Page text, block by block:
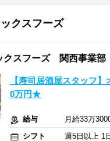
クスフーズ
クスフーズ 関西事業
【寿司居酒屋スタッフ
0万円★
給与
月給33万
シフト
週5日以上 1